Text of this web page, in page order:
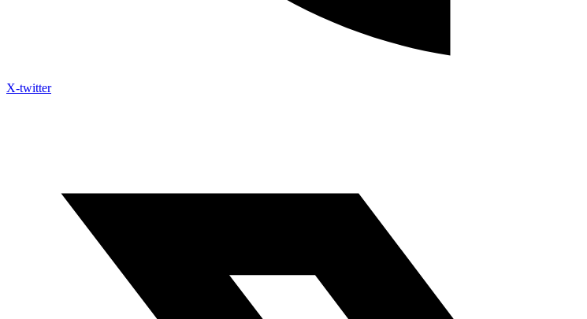
X-twitter